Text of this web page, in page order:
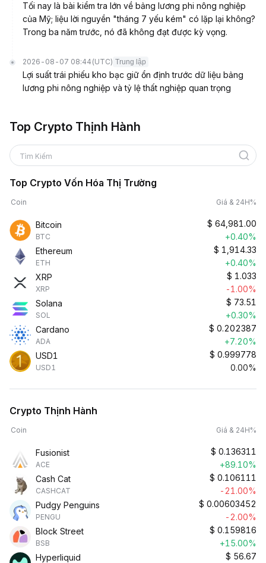
Tối nay là bài kiểm tra lớn về bảng lương phi nông nghiệp
của Mỹ; liệu lời nguyền "tháng 7 yếu kém" có lặp lại không?
Trong ba năm trước, nó đã không đạt được kỳ vọng.
2026-08-07 08:44 (UTC) Trung lập
Lợi suất trái phiếu kho bạc giữ ổn định trước dữ liệu bảng
lương phi nông nghiệp và tỷ lệ thất nghiệp quan trọng
Top Crypto Thịnh Hành
Tìm Kiếm
Top Crypto Vốn Hóa Thị Trường
Coin Giá & 24H%
Bitcoin
BTC
$ 64,981.00
+0.40%
Ethereum
ETH
$ 1,914.33
+0.40%
XRP
XRP
$ 1.033
-1.00%
Solana
SOL
$ 73.51
+0.30%
Cardano
ADA
$ 0.202387
+7.20%
USD1
USD1
$ 0.999778
0.00%
Crypto Thịnh Hành
Coin Giá & 24H%
Fusionist
ACE
$ 0.136311
+89.10%
Cash Cat
CASHCAT
$ 0.106111
-21.00%
Pudgy Penguins
PENGU
$ 0.00603452
-2.00%
Block Street
BSB
$ 0.159816
+15.00%
Hyperliquid
$ 56.67